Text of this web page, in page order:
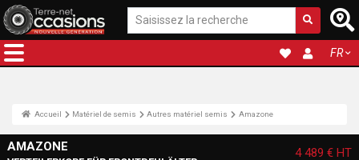
FR
Accueil Matériel de semis Autres matériel semis Amazone
AMAZONE 4 489 € HT